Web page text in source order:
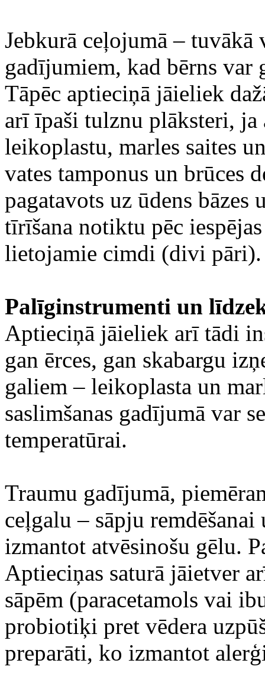
Jebkurā ceļojumā – tuvākā
gadījumiem, kad bērns var
Tāpēc aptieciņā jāieliek
arī īpaši tulznu plāksteri,
leikoplastu, marles saites
vates tamponus un brūces
pagatavots uz ūdens
tīrīšana notiktu pēc
lietojamie cimdi (divi pāri).
Palīginstrumenti un
Aptieciņā jāieliek arī tādi
gan ērces, gan skabargu
galiem – leikoplasta un
saslimšanas gadījumā var
temperatūrai.
Traumu gadījumā,
ceļgalu – sāpju
izmantot atvēsinošu gēlu.
Aptieciņas saturā jāietver
sāpēm (paracetamols vai
probiotiķi pret vēdera
preparāti, ko izmantot